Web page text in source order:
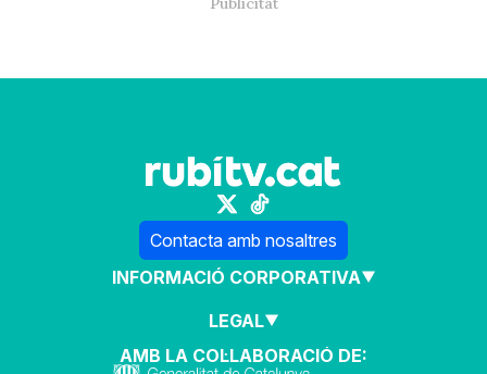
Contacta amb nosaltres
INFORMACIÓ CORPORATIVA
LEGAL
AMB LA COL·LABORACIÓ DE: